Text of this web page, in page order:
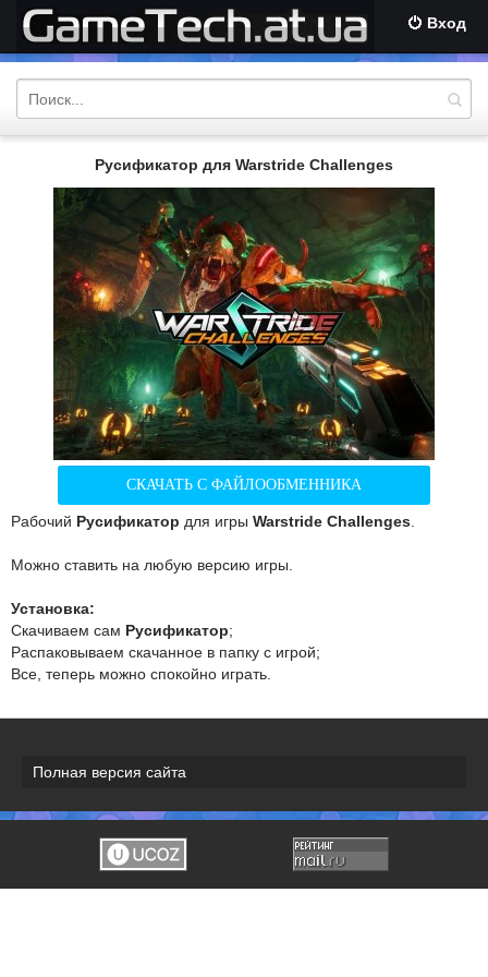
Вход
Русификатор для Warstride Challenges
СКАЧАТЬ С ФАЙЛООБМЕННИКА
Рабочий Русификатор для игры Warstride Challenges
Можно ставить на любую версию игры.
Установка:
Скачиваем сам Русификатор;
Распаковываем скачанное в папку с игрой;
Все, теперь можно спокойно играть.
Полная версия сайта